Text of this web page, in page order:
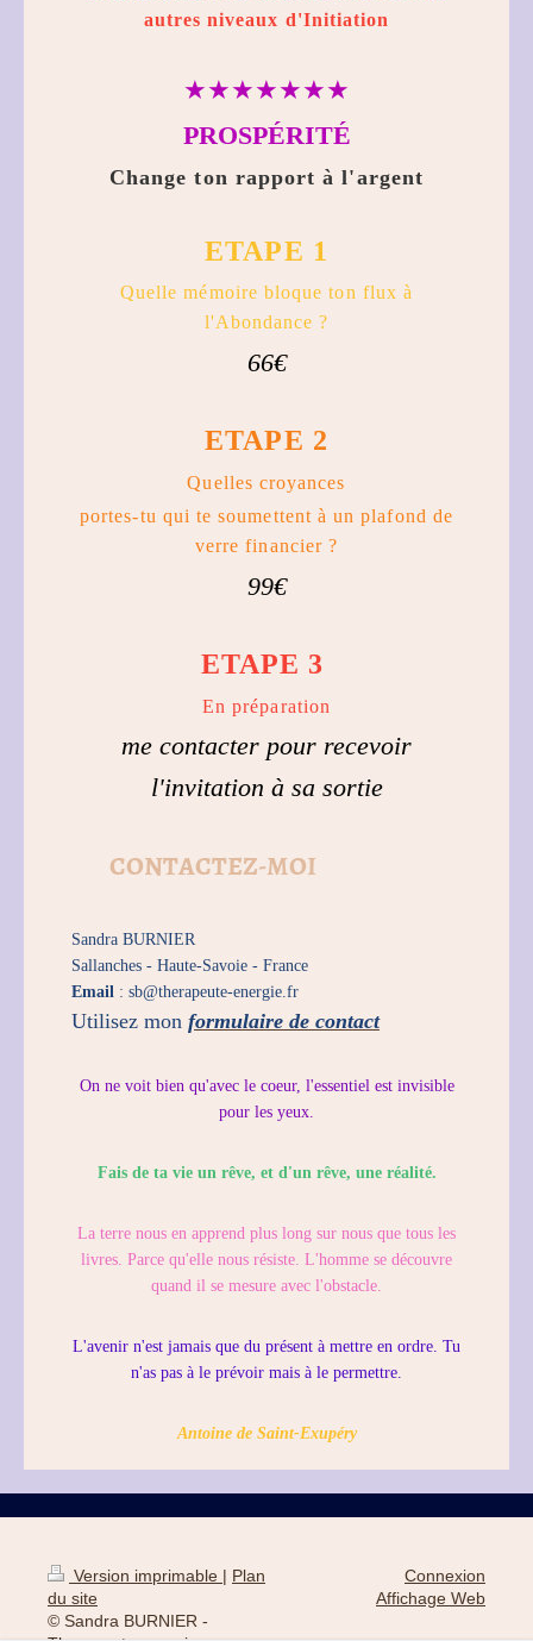
autres niveaux d'Initiation
★★★★★★★
PROSPÉRITÉ
Change ton rapport à l'argent
ETAPE 1
Quelle mémoire bloque ton flux à
l'Abondance ?
66€
ETAPE 2
Quelles croyances
portes-tu qui te soumettent à un plafond de
verre financier ?
99€
ETAPE 3
En préparation
me contacter pour recevoir
l'invitation à sa sortie
CONTACTEZ-MOI
Sandra BURNIER
Sallanches - Haute-Savoie - France
Email : sb@therapeute-energie.fr
Utilisez mon formulaire de contact
On ne voit bien qu'avec le coeur, l'essentiel est invisible
pour les yeux.
Fais de ta vie un rêve, et d'un rêve, une réalité.
La terre nous en apprend plus long sur nous que tous les
livres. Parce qu'elle nous résiste. L'homme se découvre
quand il se mesure avec l'obstacle.
L'avenir n'est jamais que du présent à mettre en ordre. Tu
n'as pas à le prévoir mais à le permettre.
Antoine de Saint-Exupéry
Version imprimable | Plan
du site
© Sandra BURNIER -
Connexion
Affichage Web